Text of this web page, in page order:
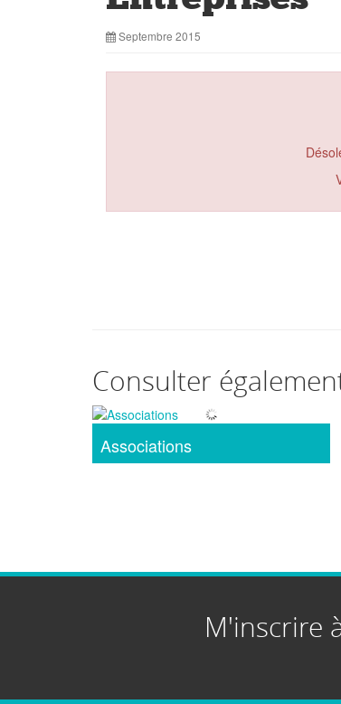
Septembre 2015
Consulter
Associations
M'inscrire